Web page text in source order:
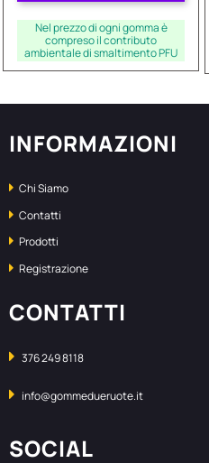
Nel prezzo di ogni gomma è
compreso il contributo
ambientale di smaltimento PFU
INFORMAZIONI
Chi Siamo
Contatti
Prodotti
Registrazione
CONTATTI
376 249 8118
info@gommedueruote.it
SOCIAL